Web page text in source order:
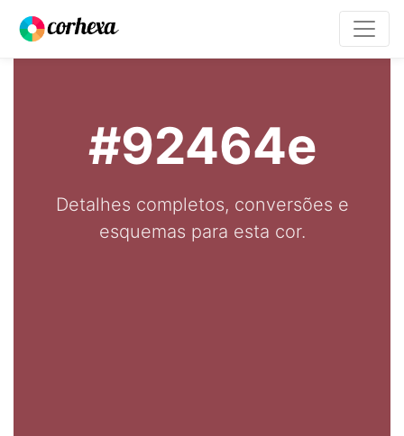
#92464e
Detalhes completos, conversões e
esquemas para esta cor.